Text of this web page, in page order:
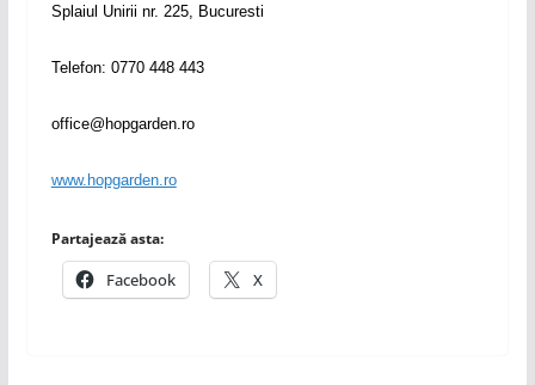
Splaiul Unirii nr. 225, Bucuresti
Telefon: 0770 448 443
office@hopgarden.ro
www.hopgarden.ro
Partajează asta:
Facebook X